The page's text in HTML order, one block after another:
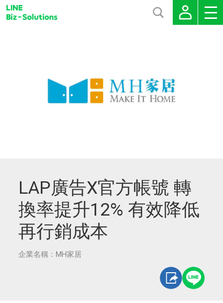
LAP廣告X官方帳號 轉
換率提升12% 有效降低
再行銷成本
企業名稱：MH家居